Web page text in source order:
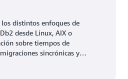
los distintos enfoques de
desde Linux, AIX o
sobre tiempos de
sincrónicas y